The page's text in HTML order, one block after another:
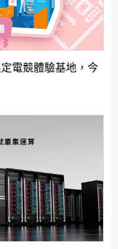
定電競體驗基地，今